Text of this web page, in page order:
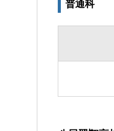
普通科